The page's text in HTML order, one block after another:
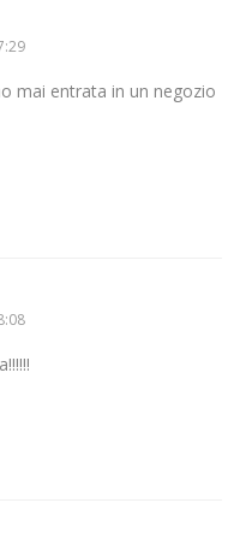
mai entrata in un negozio